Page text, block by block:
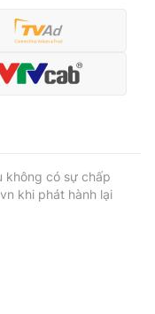
không có sự chấp
khi phát hành lại